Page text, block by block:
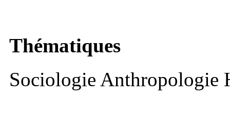
Thématiques
Sociologie Anthropologie